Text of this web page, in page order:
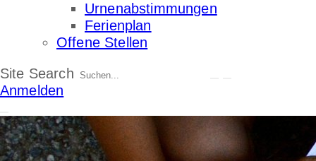
Urnenabstimmungen
Ferienplan
Offene Stellen
Site Search
Anmelden